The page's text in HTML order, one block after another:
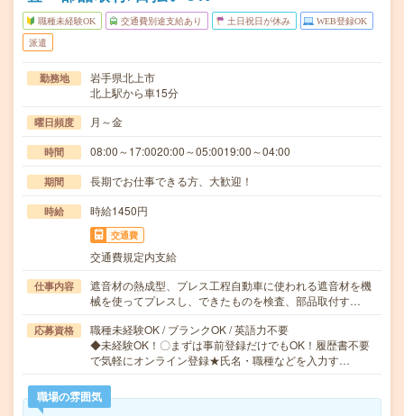
職種未経験OK 交通費別途支給あり 土日祝日が休み WEB登録OK
派遣
勤務地
岩手県北上市
北上駅から車15分
曜日頻度 月～金
時間 08:00～17:0020:00～05:0019:00～04:00
期間 長期でお仕事できる方、大歓迎！
時給 時給1450円
交通費
交通費規定内支給
仕事内容
遮音材の熱成型、プレス工程自動車に使われる遮音材を機
械を使ってプレスし、できたものを検査、部品取付す…
応募資格
職種未経験OK / ブランクOK / 英語力不要
◆未経験OK！〇まずは事前登録だけでもOK！履歴書不要
で気軽にオンライン登録★氏名・職種などを入力す…
職場の雰囲気